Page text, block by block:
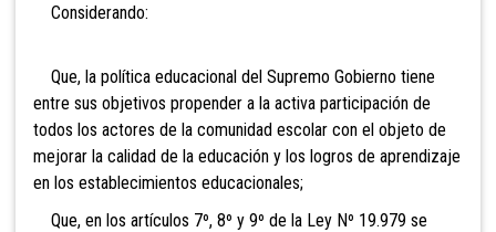
Considerando:
Que, la política educacional del Supremo Gobierno tiene
entre sus objetivos propender a la activa participación de
todos los actores de la comunidad escolar con el objeto de
mejorar la calidad de la educación y los logros de aprendizaje
en los establecimientos educacionales;
Que, en los artículos 7º, 8º y 9º de la Ley Nº 19.979 se